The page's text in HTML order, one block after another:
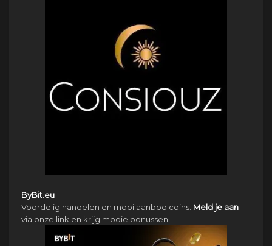
ByBit.eu
Voordelig handelen en mooi aanbod coins. Meld je aan
via onze link en krijg mooie bonussen.